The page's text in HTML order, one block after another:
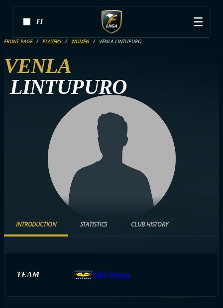
FI
FRONT PAGE PLAYERS WOMEN VENLA LINTUPURO
VENLA
LINTUPURO
INTRODUCTION STATISTICS CLUB HISTORY
TEAM SBS Wirmo